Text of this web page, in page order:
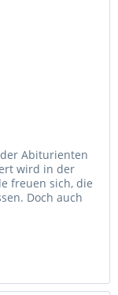
Abiturienten
wird in der
freuen sich, die
Doch auch